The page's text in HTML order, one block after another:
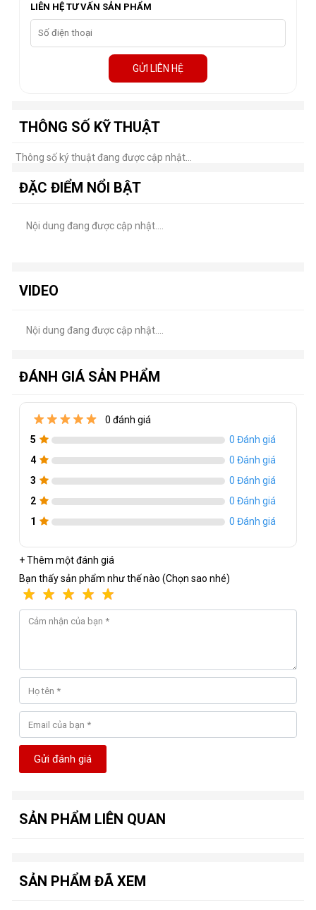
LIÊN HỆ TƯ VẤN SẢN PHẨM
GỬI LIÊN HỆ
THÔNG SỐ KỸ THUẬT
Thông số ký thuật đang được cập nhật...
ĐẶC ĐIỂM NỔI BẬT
Nội dung đang được cập nhật....
VIDEO
Nội dung đang được cập nhật....
ĐÁNH GIÁ SẢN PHẨM
0 đánh giá
5
0 Đánh giá
4
0 Đánh giá
3
0 Đánh giá
2
0 Đánh giá
1
0 Đánh giá
+ Thêm một đánh giá
Bạn thấy sản phẩm như thế nào (Chọn sao nhé)
Gửi đánh giá
SẢN PHẨM LIÊN QUAN
SẢN PHẨM ĐÃ XEM